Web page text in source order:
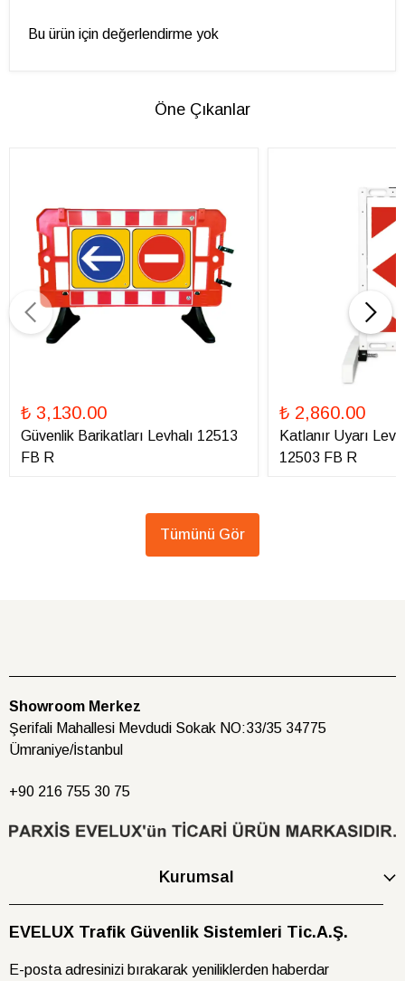
Bu ürün için değerlendirme yok
Öne Çıkanlar
₺ 3,130.00
Güvenlik Barikatları Levhalı 12513
FB R
₺ 2,860.00
Katlanır Uyarı
12503 FB R
Tümünü Gör
Showroom Merkez
Şerifali Mahallesi Mevdudi Sokak NO:33/35 34775
Ümraniye/İstanbul
+90 216 755 30 75
Kurumsal
EVELUX Trafik Güvenlik Sistemleri Tic.A.Ş.
E-posta adresinizi bırakarak yeniliklerden haberdar